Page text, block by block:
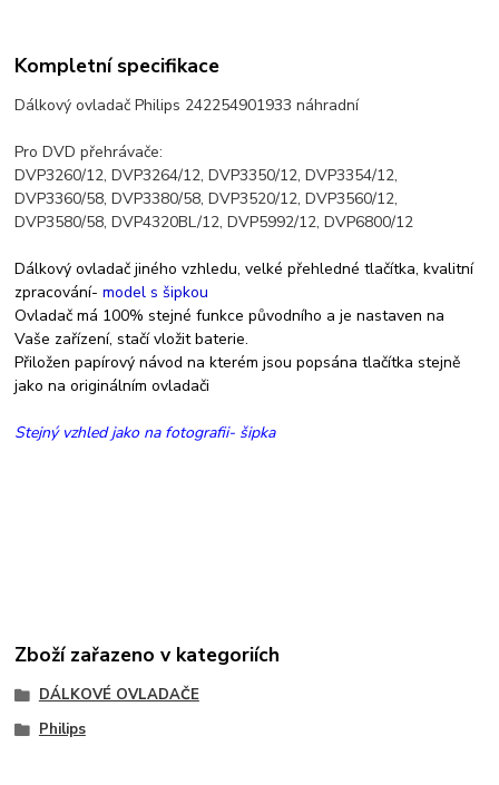
Kompletní specifikace
Dálkový ovladač Philips 242254901933 náhradní
Pro DVD přehrávače:
DVP3260/12, DVP3264/12, DVP3350/12, DVP3354/12,
DVP3360/58, DVP3380/58, DVP3520/12, DVP3560/12,
DVP3580/58, DVP4320BL/12, DVP5992/12, DVP6800/12
Dálkový ovladač jiného vzhledu, velké přehledné tlačítka, kvalitní
zpracování- model s šipkou
Ovladač má 100% stejné funkce původního a je nastaven na
Vaše zařízení, stačí vložit baterie.
Přiložen papírový návod na kterém jsou popsána tlačítka stejně
jako na originálním ovladači
Stejný vzhled jako na fotografii- šipka
Zboží zařazeno v kategoriích
DÁLKOVÉ OVLADAČE
Philips